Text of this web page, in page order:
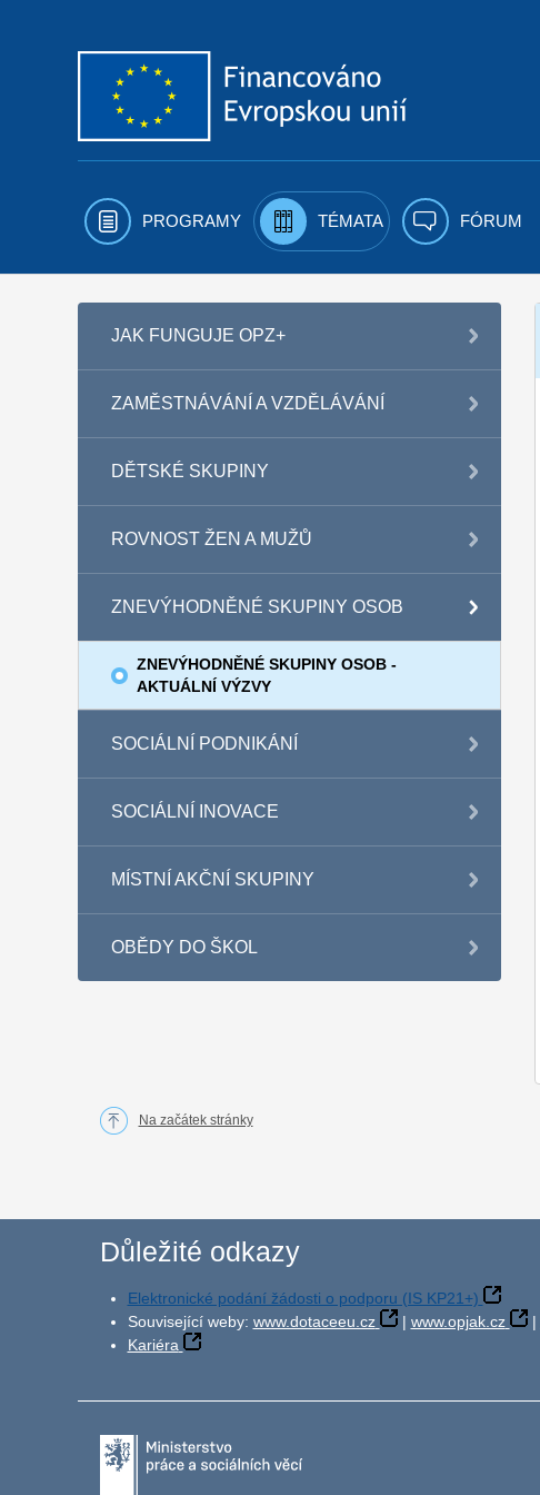
PROGRAMY TÉMATA FÓRUM
JAK FUNGUJE OPZ+
ZAMĚSTNÁVÁNÍ A VZDĚLÁVÁNÍ
DĚTSKÉ SKUPINY
ROVNOST ŽEN A MUŽŮ
ZNEVÝHODNĚNÉ SKUPINY OSOB
ZNEVÝHODNĚNÉ SKUPINY OSOB -
AKTUÁLNÍ VÝZVY
SOCIÁLNÍ PODNIKÁNÍ
SOCIÁLNÍ INOVACE
MÍSTNÍ AKČNÍ SKUPINY
OBĚDY DO ŠKOL
Na začátek stránky
Důležité odkazy
Elektronické podání žádosti o podporu (IS KP21+)
Související weby: www.dotaceeu.cz | www.opjak.cz |
Kariéra